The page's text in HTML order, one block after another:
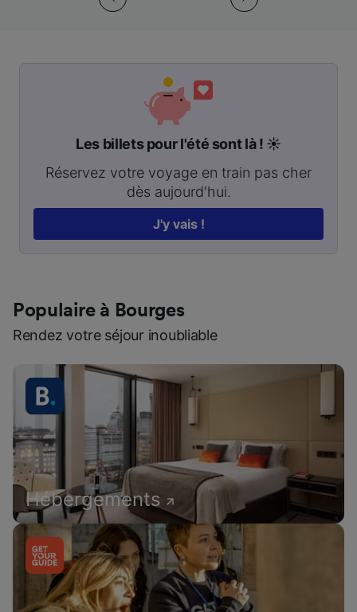
Les billets pour l'été sont là ! ☀️
Réservez votre voyage en train pas cher
dès aujourd'hui.
J'y vais !
Populaire à Bourges
Rendez votre séjour inoubliable
Hébergements